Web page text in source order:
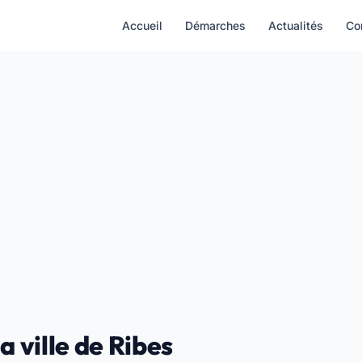
Accueil Démarches Actualités
ville de Ribes